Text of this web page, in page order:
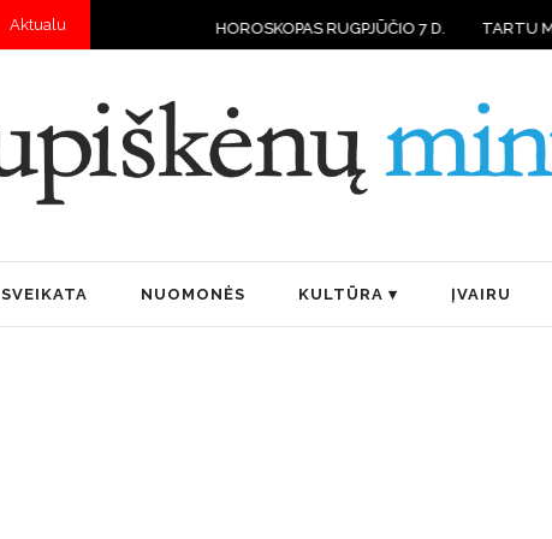
Aktualu HOROSKOPAS RUGPJŪČIO 7 D. TARTU MOKYKLOSE
SVEIKATA NUOMONĖS KULTŪRA ĮVAIRU